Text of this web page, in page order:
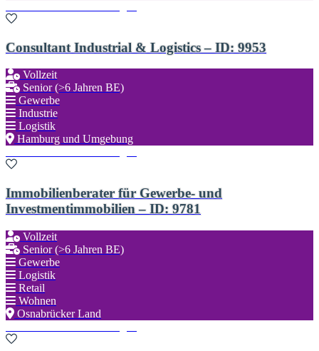
Consultant Industrial & Logistics – ID: 9953
Vollzeit
Senior (>6 Jahren BE)
Gewerbe
Industrie
Logistik
Hamburg und Umgebung
Immobilienberater für Gewerbe- und
Investmentimmobilien – ID: 9781
Vollzeit
Senior (>6 Jahren BE)
Gewerbe
Logistik
Retail
Wohnen
Osnabrücker Land